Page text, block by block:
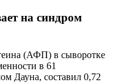
на синдром
(АФП) в сыворотке
в 61
Дауна, составил 0,72